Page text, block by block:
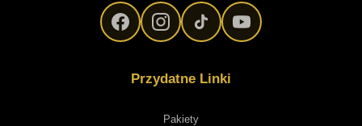
Przydatne Linki
Pakiety